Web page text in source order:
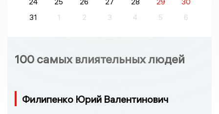
31
1 2 3 4 5 6
100 самых влиятельных людей
Филипенко Юрий Валентинович